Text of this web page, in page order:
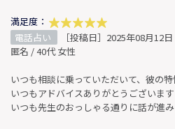
満足度：
電話占い
［投稿日］2025年08月12日
匿名 / 40代 女性
いつも相談に乗っていただいて、彼の
いつもアドバイスありがとうございます
いつも先生のおっしゃる通りに話が進